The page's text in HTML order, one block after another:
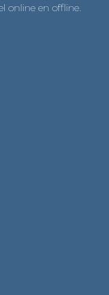
online en offline.